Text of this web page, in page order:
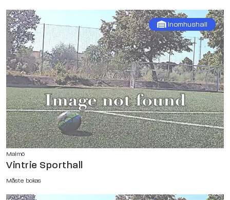
Inomhushall
Malmö
Vintrie Sporthall
Måste bokas